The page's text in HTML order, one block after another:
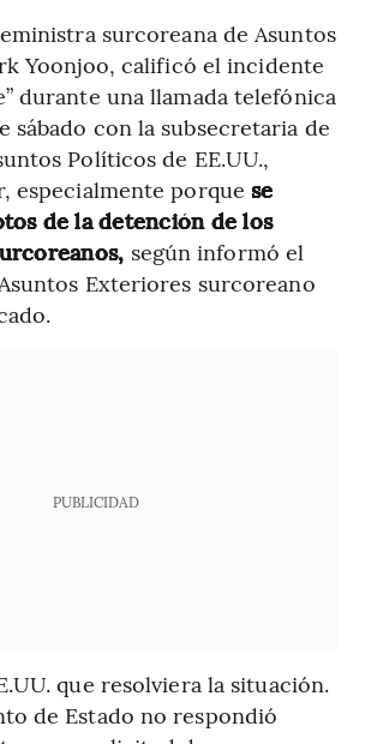
surcoreana de Asuntos
Yoonjoo, calificó el incidente
durante una llamada telefónica
sábado con la subsecretaria de
Políticos de EE.UU.,
especialmente porquese
de la detención de los
según informó el
Exteriores surcoreano
PUBLICIDAD
que resolviera la situación.
de Estado no respondió